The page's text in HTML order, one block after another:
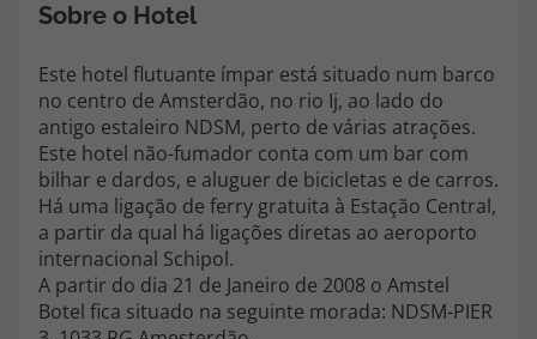
218 925 471
Custo de uma chamada para a rede fixa nacional.
A sua agência de viagens Top Atlântico tem a preocupação de estar
sempre mais perto de si, para maior comodidade e total facilidade
na marcação das suas viagens, tem ainda ao seu dispor o nosso call
center a funcionar todos os dias úteis das 10:00 às 20:00 e Sábado
das 10:00 às 14:00.
topatlantico@topatlantico.com
Sobre o Hotel
Este hotel flutuante ímpar está situado num barco
no centro de Amsterdão, no rio Ij, ao lado do
antigo estaleiro NDSM, perto de várias atrações.
Este hotel não-fumador conta com um bar com
bilhar e dardos, e aluguer de bicicletas e de carros.
Há uma ligação de ferry gratuita à Estação Central,
a partir da qual há ligações diretas ao aeroporto
internacional Schipol.
A partir do dia 21 de Janeiro de 2008 o Amstel
Botel fica situado na seguinte morada: NDSM-PIER